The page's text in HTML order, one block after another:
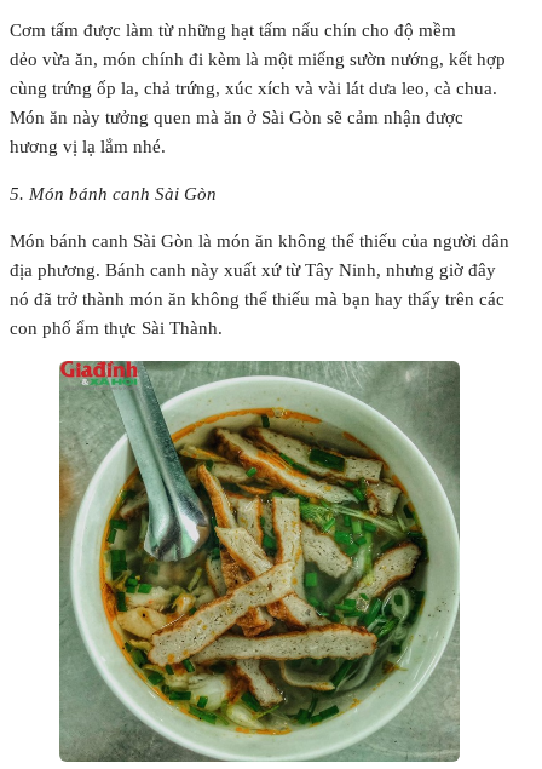
Cơm tấm được làm từ những hạt tấm nấu chín cho độ mềm
dẻo vừa ăn, món chính đi kèm là một miếng sườn nướng, kết hợp
cùng trứng ốp la, chả trứng, xúc xích và vài lát dưa leo, cà chua.
Món ăn này tưởng quen mà ăn ở Sài Gòn sẽ cảm nhận được
hương vị lạ lắm nhé.
5. Món bánh canh Sài Gòn
Món bánh canh Sài Gòn là món ăn không thể thiếu của người dân
địa phương. Bánh canh này xuất xứ từ Tây Ninh, nhưng giờ đây
nó đã trở thành món ăn không thể thiếu mà bạn hay thấy trên các
con phố ẩm thực Sài Thành.